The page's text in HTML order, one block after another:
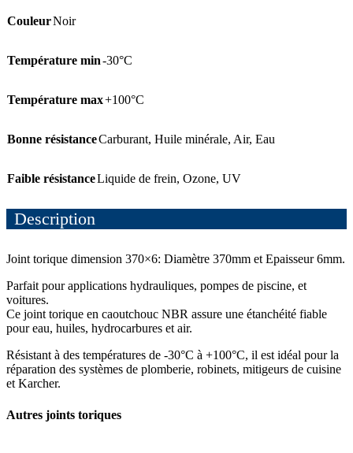
CouleurNoir
Température min-30°C
Température max+100°C
Bonne résistanceCarburant, Huile minérale, Air, Eau
Faible résistanceLiquide de frein, Ozone, UV
Description
Joint torique dimension 370×6: Diamètre 370mm et Epaisseur 6mm.
Parfait pour applications hydrauliques, pompes de piscine, et
voitures.
Ce joint torique en caoutchouc NBR assure une étanchéité fiable
pour eau, huiles, hydrocarbures et air.
Résistant à des températures de -30°C à +100°C, il est idéal pour la
réparation des systèmes de plomberie, robinets, mitigeurs de cuisine
et Karcher.
Autres joints toriques